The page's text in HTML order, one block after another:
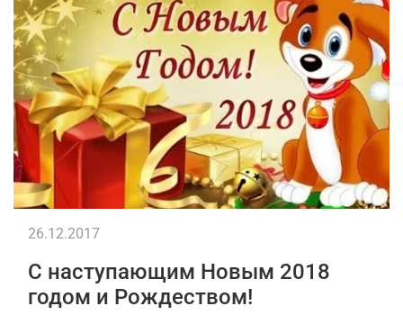
С наступающим Новым 2018
годом и Рождеством!
26.12.2017